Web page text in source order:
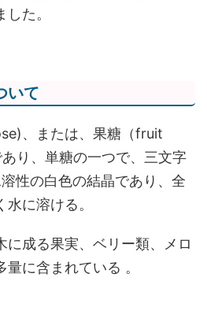
た。
いて
、または、果糖（fruit
り、単糖の一つで、三文字
性の白色の結晶であり、全
に溶ける。
に成る果実、ベリー類、メロ
に含まれている 。